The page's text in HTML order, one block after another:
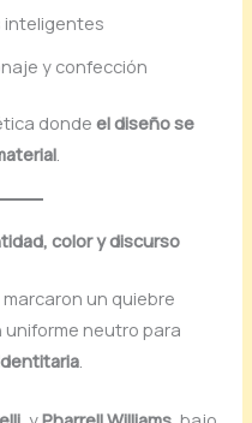
inteligentes
y confección
dondeel diseño se
.
color y discurso
marcaron un quiebre
uniforme neutro para